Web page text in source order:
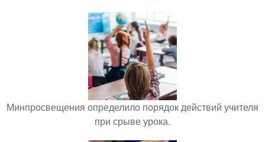
Минпросвещения определило порядок действий учителя
при срыве урока.